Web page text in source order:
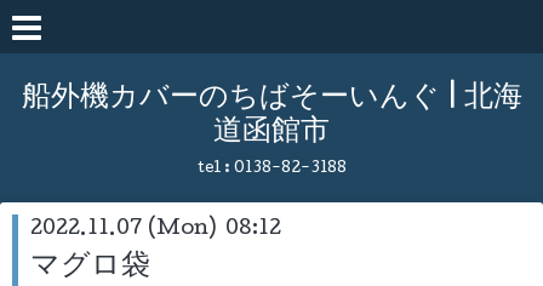
船外機カバーのちばそーいんぐ | 北海
道函館市
tel : 0138-82-3188
2022.11.07 (Mon) 08:12
マグロ袋